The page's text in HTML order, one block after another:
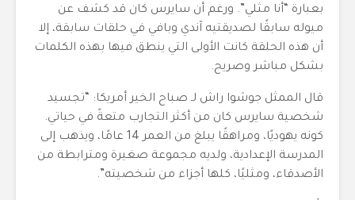
بعبارة “أنا مثلي”. ورغم أن سايرس كان قد كشف عن
ميوله سابقًا لصديقتيه آندي وبافي في حلقات سابقة، إلا
أن هذه الحلقة كانت الأولى التي ينطق فيها بهذه الكلمات
بشكل مباشر وصريح.
قال الممثل جوشوا راش لـ صباح الخير أمريكا: “تجسيد
شخصية سايرس كان من أكثر التجارب متعةً في حياتي.
كونه يهوديًا، ومراهقًا يبلغ من العمر 14 عامًا، ويذهب إلى
المدرسة الإعدادية، ولديه مجموعة صغيرة ومترابطة من
الأصدقاء، ومثليًا، كلها أجزاء من شخصيته”.